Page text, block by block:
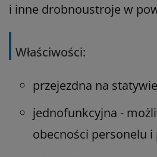
i inne drobnoustroje w
Właściwości:
przejezdna na statywie
jednofunkcyjna -
obecności personelu